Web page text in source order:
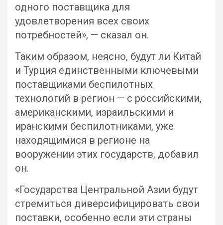
одного поставщика для
удовлетворения всех своих
потребностей», — сказал он.
Таким образом, неясно, будут ли Китай
и Турция единственными ключевыми
поставщиками беспилотных
технологий в регион — с российскими,
американскими, израильскими и
иранскими беспилотниками, уже
находящимися в регионе на
вооружении этих государств, добавил
он.
«Государства Центральной Азии будут
стремиться диверсифицировать свои
поставки, особенно если эти страны